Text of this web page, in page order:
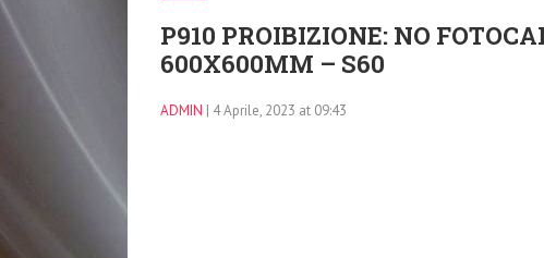
P910 PROIBIZIONE: NO
600X600MM – S60
ADMIN | 4 Aprile, 2023 at 09:43